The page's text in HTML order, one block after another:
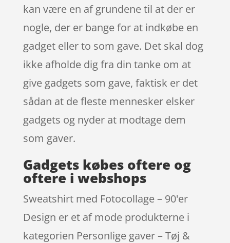
kan være en af grundene til at der er
nogle, der er bange for at indkøbe en
gadget eller to som gave. Det skal dog
ikke afholde dig fra din tanke om at
give gadgets som gave, faktisk er det
sådan at de fleste mennesker elsker
gadgets og nyder at modtage dem
som gaver.
Gadgets købes oftere og
oftere i webshops
Sweatshirt med Fotocollage – 90'er
Design er et af mode produkterne i
kategorien Personlige gaver – Tøj &